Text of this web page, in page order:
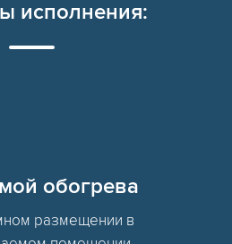
исполнения:
обогрева
размещении в